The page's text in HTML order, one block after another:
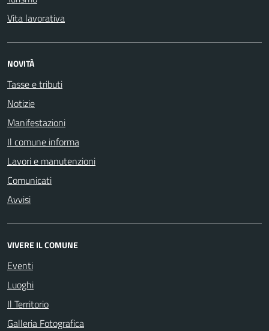
Vita lavorativa
NOVITÀ
Tasse e tributi
Notizie
Manifestazioni
Il comune informa
Lavori e manutenzioni
Comunicati
Avvisi
VIVERE IL COMUNE
Eventi
Luoghi
Il Territorio
Galleria Fotografica